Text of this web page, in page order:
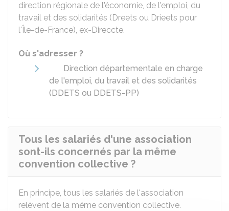
direction régionale de l'économie, de l'emploi, du
travail et des solidarités (Dreets ou Drieets pour
l'Île-de-France), ex-Direccte.
Où s'adresser ?
Direction départementale en charge
de l'emploi, du travail et des solidarités
(DDETS ou DDETS-PP)
Tous les salariés d'une association
sont-ils concernés par la même
convention collective ?
En principe, tous les salariés de l'association
relèvent de la même convention collective.